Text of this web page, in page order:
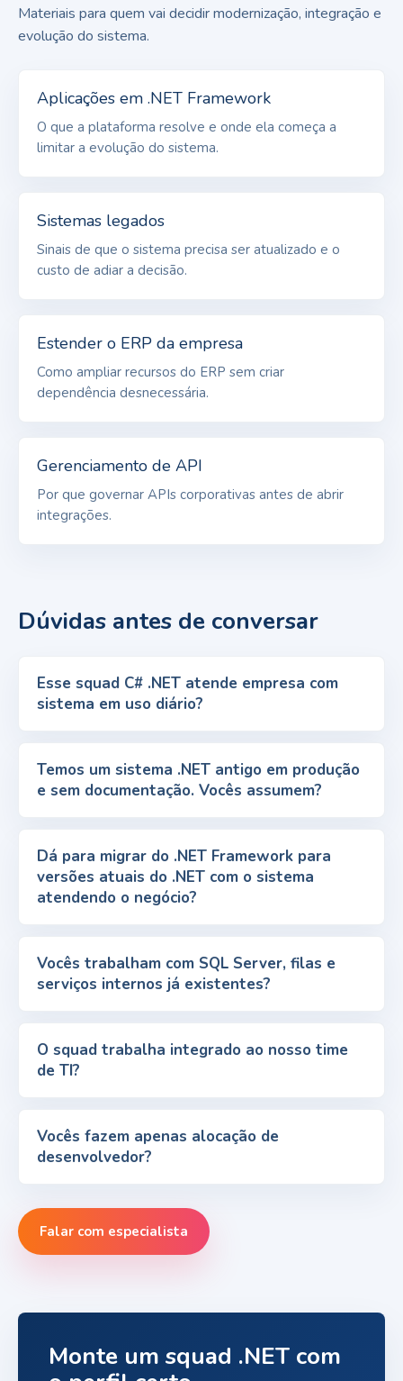
Materiais para quem vai decidir modernização, integração e
evolução do sistema.
Aplicações em .NET Framework
O que a plataforma resolve e onde ela começa a
limitar a evolução do sistema.
Sistemas legados
Sinais de que o sistema precisa ser atualizado e o
custo de adiar a decisão.
Estender o ERP da empresa
Como ampliar recursos do ERP sem criar
dependência desnecessária.
Gerenciamento de API
Por que governar APIs corporativas antes de abrir
integrações.
Dúvidas antes de conversar
Esse squad C# .NET atende empresa com
sistema em uso diário?
Temos um sistema .NET antigo em produção
e sem documentação. Vocês assumem?
Dá para migrar do .NET Framework para
versões atuais do .NET com o sistema
atendendo o negócio?
Vocês trabalham com SQL Server, filas e
serviços internos já existentes?
O squad trabalha integrado ao nosso time
de TI?
Vocês fazem apenas alocação de
desenvolvedor?
Falar com especialista
Monte um squad .NET com